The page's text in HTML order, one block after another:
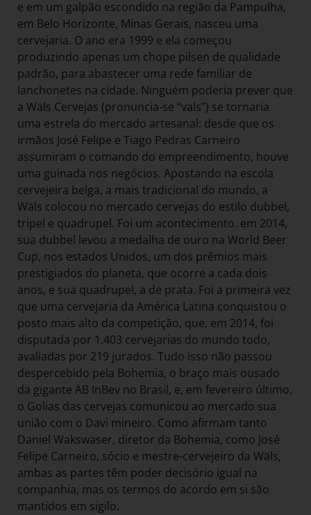
e em um galpão escondido na região da Pampulha,
em Belo Horizonte, Minas Gerais, nasceu uma
cervejaria. O ano era 1999 e ela começou
produzindo apenas um chope pilsen de qualidade
padrão, para abastecer uma rede familiar de
lanchonetes na cidade. Ninguém poderia prever que
a Wäls Cervejas (pronuncia-se “vals”) se tornaria
uma estrela do mercado artesanal: desde que os
irmãos José Felipe e Tiago Pedras Carneiro
assumiram o comando do empreendimento, houve
uma guinada nos negócios. Apostando na escola
cervejeira belga, a mais tradicional do mundo, a
Wäls colocou no mercado cervejas do estilo dubbel,
tripel e quadrupel. Foi um acontecimento. em 2014,
sua dubbel levou a medalha de ouro na World Beer
Cup, nos estados Unidos, um dos prêmios mais
prestigiados do planeta, que ocorre a cada dois
anos, e sua quadrupel, a de prata. Foi a primeira vez
que uma cervejaria da América Latina conquistou o
posto mais alto da competição, que, em 2014, foi
disputada por 1.403 cervejarias do mundo todo,
avaliadas por 219 jurados. Tudo isso não passou
despercebido pela Bohemia, o braço mais ousado
da gigante AB InBev no Brasil, e, em fevereiro último,
o Golias das cervejas comunicou ao mercado sua
união com o Davi mineiro. Como afirmam tanto
Daniel Wakswaser, diretor da Bohemia, como José
Felipe Carneiro, sócio e mestre-cervejeiro da Wäls,
ambas as partes têm poder decisório igual na
companhia, mas os termos do acordo em si são
mantidos em sigilo.